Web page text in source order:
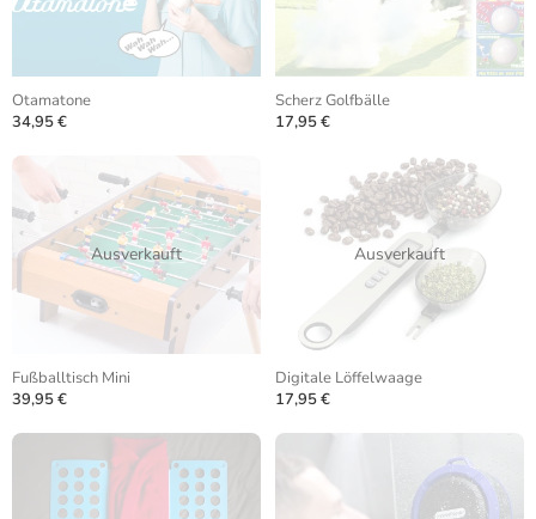
Otamatone
34,95 €
Scherz Golfbälle
17,95 €
Ausverkauft
Fußballtisch Mini
39,95 €
Ausverkauft
Digitale Löffelwaage
17,95 €